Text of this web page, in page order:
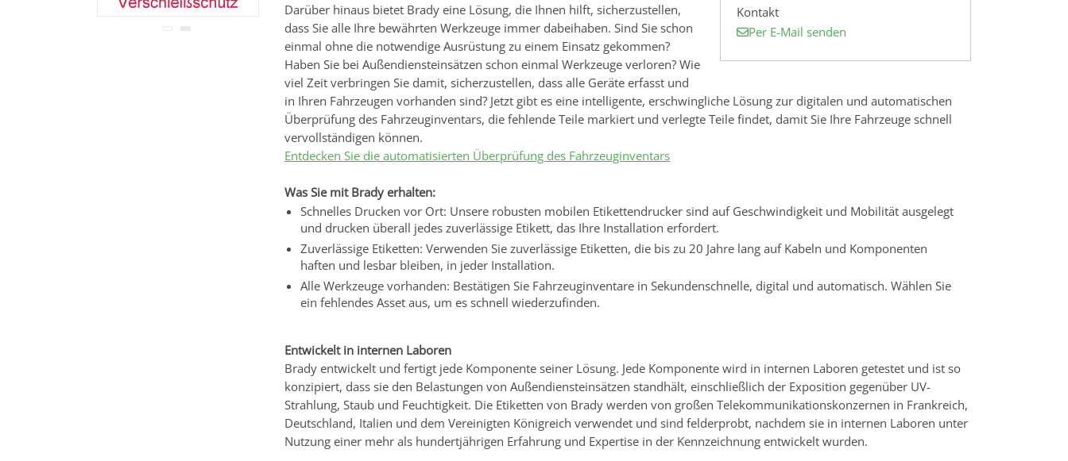
Kontakt
Per E-Mail senden
Darüber hinaus bietet Brady eine Lösung, die Ihnen hilft, sicherzustellen,
dass Sie alle Ihre bewährten Werkzeuge immer dabeihaben. Sind Sie schon
einmal ohne die notwendige Ausrüstung zu einem Einsatz gekommen?
Haben Sie bei Außendiensteinsätzen schon einmal Werkzeuge verloren? Wie
viel Zeit verbringen Sie damit, sicherzustellen, dass alle Geräte erfasst und
in Ihren Fahrzeugen vorhanden sind? Jetzt gibt es eine intelligente, erschwingliche Lösung zur digitalen und automatischen
Überprüfung des Fahrzeuginventars, die fehlende Teile markiert und verlegte Teile findet, damit Sie Ihre Fahrzeuge schnell
vervollständigen können.
Entdecken Sie die automatisierten Überprüfung des Fahrzeuginventars
Was Sie mit Brady erhalten:
Schnelles Drucken vor Ort: Unsere robusten mobilen Etikettendrucker sind auf Geschwindigkeit und Mobilität ausgelegt
und drucken überall jedes zuverlässige Etikett, das Ihre Installation erfordert.
Zuverlässige Etiketten: Verwenden Sie zuverlässige Etiketten, die bis zu 20 Jahre lang auf Kabeln und Komponenten
haften und lesbar bleiben, in jeder Installation.
Alle Werkzeuge vorhanden: Bestätigen Sie Fahrzeuginventare in Sekundenschnelle, digital und automatisch. Wählen Sie
ein fehlendes Asset aus, um es schnell wiederzufinden.
Entwickelt in internen Laboren
Brady entwickelt und fertigt jede Komponente seiner Lösung. Jede Komponente wird in internen Laboren getestet und ist so
konzipiert, dass sie den Belastungen von Außendiensteinsätzen standhält, einschließlich der Exposition gegenüber UV-
Strahlung, Staub und Feuchtigkeit. Die Etiketten von Brady werden von großen Telekommunikationskonzernen in Frankreich,
Deutschland, Italien und dem Vereinigten Königreich verwendet und sind felderprobt, nachdem sie in internen Laboren unter
Nutzung einer mehr als hundertjährigen Erfahrung und Expertise in der Kennzeichnung entwickelt wurden.